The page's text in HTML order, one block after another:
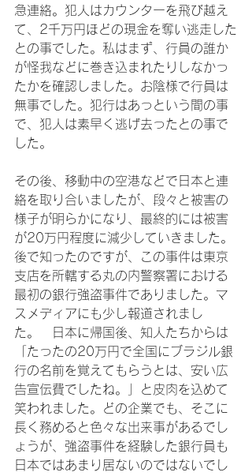
急連絡。犯人はカウンターを飛び越え
て、2千万円ほどの現金を奪い逃走した
との事でした。私はまず、行員の誰か
が怪我などに巻き込まれたりしなかっ
たかを確認しました。お陰様で行員は
無事でした。犯行はあっという間の事
で、犯人は素早く逃げ去ったとの事で
した。
その後、移動中の空港などで日本と連
絡を取り合いましたが、段々と被害の
様子が明らかになり、最終的には被害
が20万円程度に減少していきました。
後で知ったのですが、この事件は東京
支店を所轄する丸の内警察署における
最初の銀行強盗事件でありました。マ
スメディアにも少し報道されまし
た。　日本に帰国後、知人たちからは
「たったの20万円で全国にブラジル銀
行の名前を覚えてもらうとは、安い広
告宣伝費でしたね。」と皮肉を込めて
笑われました。どの企業でも、そこに
長く務めると色々な出来事があるでし
ょうが、強盗事件を経験した銀行員も
日本ではあまり居ないのではないでし